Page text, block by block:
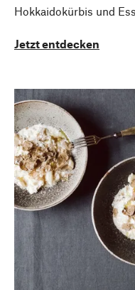
Hokkaidokürbis und
Jetzt entdecken